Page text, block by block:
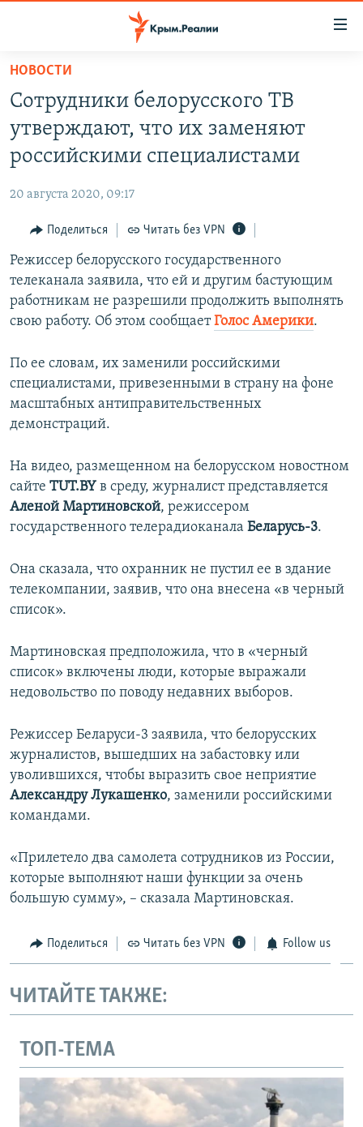
Вернуться
основному
содержанию
Вернутся
главной
навигации
Вернутся
поиску
СПЕЦПРОЕКТЫ
ГРУЗ 200
11 ЛЕТ ОККУПАЦИИ КРЫМА. 11 ИСТОРИЙ СОПРОТИВЛЕНИЯ
ЕЩЕ
ИНТЕРАКТИВ
ИНФОГРАФИКА
ТЕЛЕПРОЕКТ КРЫМ.РЕАЛИИ
СОВЕТЫ ПРАВОЗАЩИТНИКОВ
ПОБЕДИТЕЛЕЙ НЕ СУДЯТ?
КРЫМ.НЕПОКОРЕННЫЙ
УКРАИНСКАЯ ПРОБЛЕМА КРЫМА
РАДІО СВОБОДА
КАК ОБОЙТИ БЛОКИРОВКУ
Українською
Qırımtatar
Все сайты RFE/RL
НОВОСТИ
Сотрудники белорусского ТВ
утверждают, что их заменяют
российскими специалистами
20 августа 2020, 09:17
Поделиться Читать без VPN
Режиссер белорусского государственного
телеканала заявила, что ей и другим бастующим
работникам не разрешили продолжить выполнять
свою работу. Об этом сообщаетГолос Америки.
По ее словам, их заменили российскими
специалистами, привезенными в страну на фоне
масштабных антиправительственных
демонстраций.
На видео, размещенном на белорусском новостном
сайте TUT.BY в среду, журналист представляется
Аленой Мартиновской, режиссером
государственного телерадиоканала Беларусь-3.
Она сказала, что охранник не пустил ее в здание
телекомпании, заявив, что она внесена «в черный
список».
Мартиновская предположила, что в «черный
список» включены люди, которые выражали
недовольство по поводу недавних выборов.
Режиссер Беларуси-3 заявила, что белорусских
журналистов, вышедших на забастовку или
уволившихся, чтобы выразить свое неприятие
Александру Лукашенко, заменили российскими
командами.
«Прилетело два самолета сотрудников из России,
которые выполняют наши функции за очень
большую сумму», – сказала Мартиновская.
Поделиться Читать без VPN Follow us
ЧИТАЙТЕ ТАКЖЕ:
ТОП-ТЕМА